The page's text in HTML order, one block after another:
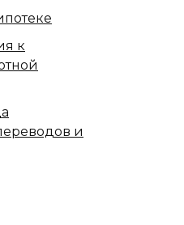
к
и